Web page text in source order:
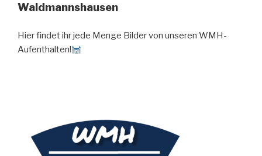
Waldmannshausen
Hier findet ihr jede Menge Bilder von unseren WMH-
Aufenthalten!